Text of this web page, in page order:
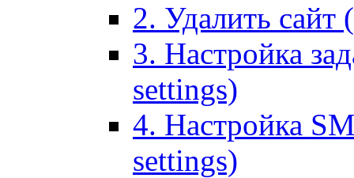
2. Удалить сайт
3. Настройка
settings)
4. Настройка
settings)